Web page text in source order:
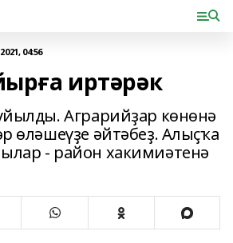
04:56
иртәрәк
Аграрийҙар көнөнә
өләшеүҙе әйтәбеҙ. Алыҫҡа
- район хакимиәтенә